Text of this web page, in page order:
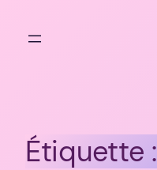
Étiquette :